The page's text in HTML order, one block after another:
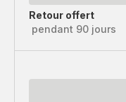
Retour offert
pendant 90 jours